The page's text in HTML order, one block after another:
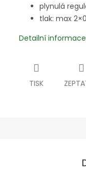
plynulá
tlak: max
Detailní informace
TISK